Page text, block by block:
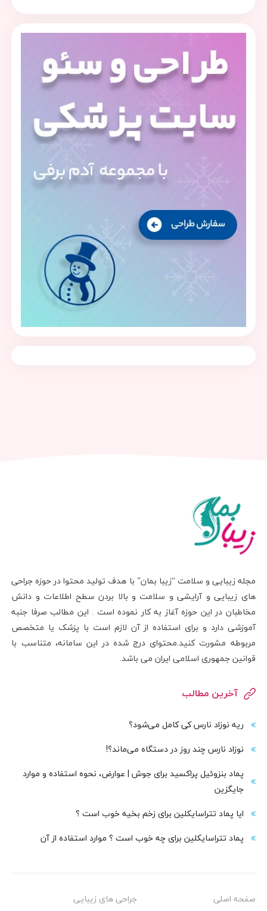
مجله زیبایی و سلامت “زیبا بمان” با هدف تولید محتوا در حوزه جراحی
های زیبایی و آرایشی و سلامت و بالا بردن سطح اطلاعات و دانش
مخاطبان در این حوزه آغاز به کار نموده است . این مطالب صرفا جنبه
آموزشی دارد و برای استفاده از آن لازم است با پزشک یا متخصص
مربوطه مشورت کنید.محتوای درج شده در این سامانه، متناسب با
قوانین جمهوری اسلامی ایران می باشد.
آخرین مطالب
ریه نوزاد نارس کی کامل می‌شود؟
نوزاد نارس چند روز در دستگاه می‌ماند؟!
پماد بنزوئیل پراکسید برای جوش | عوارض، نحوه استفاده و موارد
جایگزین
ایا پماد تتراسایکلین برای زخم بخیه خوب است ؟
پماد تتراسایکلین برای چه خوب است ؟ موارد استفاده از آن
صفحه اصلی
جراحی های زیبایی